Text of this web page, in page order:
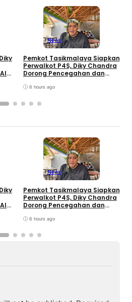
News
Pemkot Tasikmalaya Siapkan
Perwalkot P4S, Diky Chandra
Dorong Pencegahan dan
6 hours ago
News
Pemkot Tasikmalaya Siapkan
Perwalkot P4S, Diky Chandra
Dorong Pencegahan dan
6 hours ago